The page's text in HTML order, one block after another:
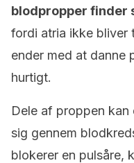
blodpropper finder
fordi atria ikke bliver
ender med at danne
hurtigt.
Dele af proppen
sig gennem
blokerer en pulsåre,